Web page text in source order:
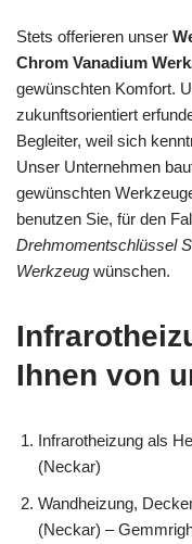
Stets offerieren unser
Chrom Vanadium
gewünschten Komfort.
zukunftsorientiert
Begleiter, weil sich
Unser Unternehmen
gewünschten
benutzen Sie, für den
Drehmomentschlüssel
Werkzeug wünschen.
Ihnen von
Infrarotheizung als
(Neckar)
Wandheizung,
(Neckar) –